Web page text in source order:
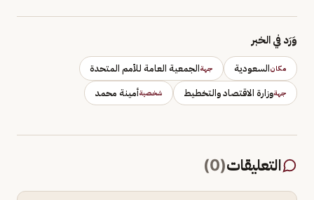
وَرَد في الخبر
مكانالسعودية جهةالجمعية العامة للأمم المتحدة
جهةوزارة الاقتصاد والتخطيط شخصيةأمينة محمد
التعليقات(
0
)